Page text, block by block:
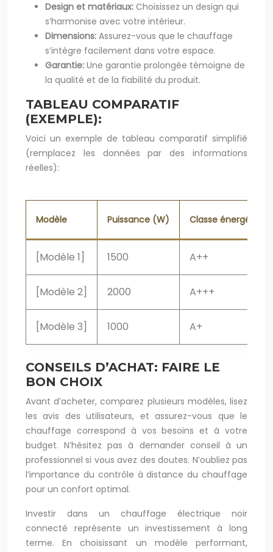
Design et matériaux: Choisissez un design qui
s’harmonise avec votre intérieur.
Dimensions: Assurez-vous que le chauffage
s’intègre facilement dans votre espace.
Garantie: Une garantie prolongée témoigne de
la qualité et de la fiabilité du produit.
TABLEAU COMPARATIF
(EXEMPLE):
Voici un exemple de tableau comparatif simplifié
(remplacez les données par des informations
réelles):
Modèle Puissance (W) Classe énergétique
[Modèle 1] 1500 A++
[Modèle 2] 2000 A+++
[Modèle 3] 1000 A+
CONSEILS D’ACHAT: FAIRE LE
BON CHOIX
Avant d’acheter, comparez plusieurs modèles, lisez
les avis des utilisateurs, et assurez-vous que le
chauffage correspond à vos besoins et à votre
budget. N’hésitez pas à demander conseil à un
professionnel si vous avez des doutes. N’oubliez pas
l’importance du contrôle à distance du chauffage
pour un confort optimal.
Investir dans un chauffage électrique noir
connecté représente un investissement à long
terme. En choisissant un modèle performant,